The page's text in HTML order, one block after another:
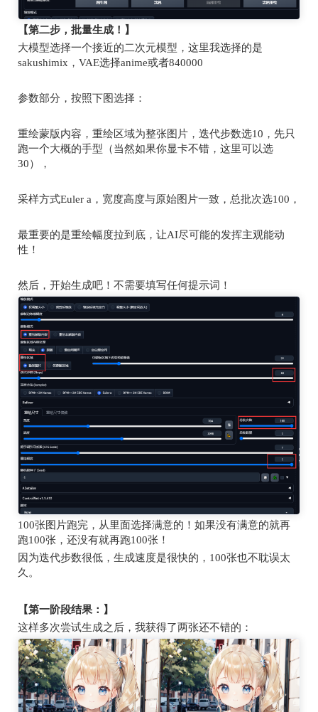
【第二步，批量生成！】
大模型选择一个接近的二次元模型，这里我选择的是
sakushimix ， VAE选择anime或者840000
参数部分，按照下图选择：
重绘蒙版内容，重绘区域为整张图片，迭代步数选10 ，先只
跑一个大概的手型（当然如果你显卡不错，这里可以选
30），
采样方式Euler a ，宽度高度与原始图片一致，总批次选100 ，
最重要的是重绘幅度拉到底，让AI尽可能的发挥主观能动
性！
然后，开始生成吧！不需要填写任何提示词！
100张图片跑完，从里面选择满意的！如果没有满意的就再
跑100张，还没有就再跑100张！
因为迭代步数很低，生成速度是很快的， 100张也不耽误太
久。
【第一阶段结果：】
这样多次尝试生成之后，我获得了两张还不错的：